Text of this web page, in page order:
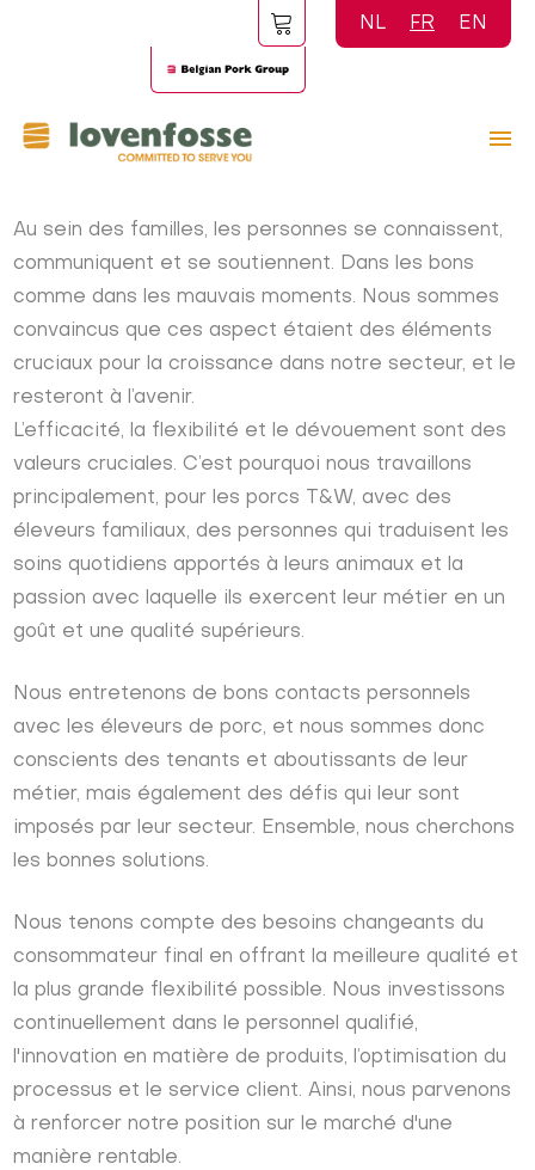
NL FR EN
Au sein des familles, les personnes se connaissent,
communiquent et se soutiennent. Dans les bons
comme dans les mauvais moments. Nous sommes
convaincus que ces aspect étaient des éléments
cruciaux pour la croissance dans notre secteur, et le
resteront à l’avenir.
L’efficacité, la flexibilité et le dévouement sont des
valeurs cruciales. C’est pourquoi nous travaillons
principalement, pour les porcs T&W, avec des
éleveurs familiaux, des personnes qui traduisent les
soins quotidiens apportés à leurs animaux et la
passion avec laquelle ils exercent leur métier en un
goût et une qualité supérieurs.
Nous entretenons de bons contacts personnels
avec les éleveurs de porc, et nous sommes donc
conscients des tenants et aboutissants de leur
métier, mais également des défis qui leur sont
imposés par leur secteur. Ensemble, nous cherchons
les bonnes solutions.
Nous tenons compte des besoins changeants du
consommateur final en offrant la meilleure qualité et
la plus grande flexibilité possible. Nous investissons
continuellement dans le personnel qualifié,
l'innovation en matière de produits, l’optimisation du
processus et le service client. Ainsi, nous parvenons
à renforcer notre position sur le marché d'une
manière rentable.